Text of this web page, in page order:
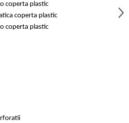
coperta plastic
coperta plastic
coperta plastic